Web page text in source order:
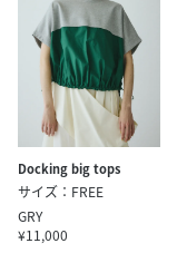
Docking big tops
サイズ：FREE
GRY
¥11,000